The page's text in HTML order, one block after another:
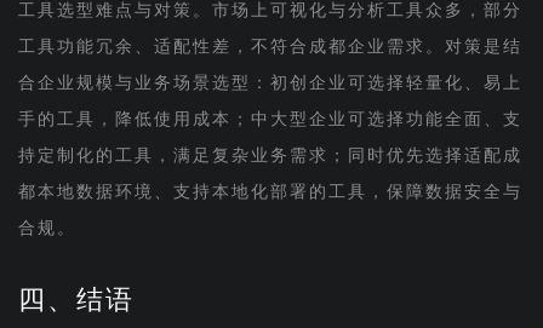
工具选型难点与对策。市场上可视化与分析工具众多，部分
工具功能冗余、适配性差，不符合成都企业需求。对策是结
合企业规模与业务场景选型：初创企业可选择轻量化、易上
手的工具，降低使用成本；中大型企业可选择功能全面、支
持定制化的工具，满足复杂业务需求；同时优先选择适配成
都本地数据环境、支持本地化部署的工具，保障数据安全与
合规。
四、结语